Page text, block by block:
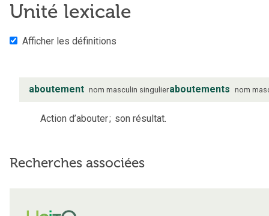
Unité lexicale
Afficher les définitions
aboutement nom masculin singulieraboutements nom
Action d’abouter; son résultat.
Recherches associées